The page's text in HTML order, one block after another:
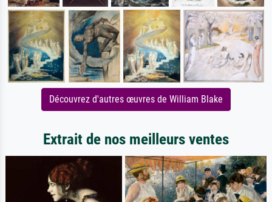
Découvrez d'autres œuvres de William Blake
Extrait de nos meilleurs ventes